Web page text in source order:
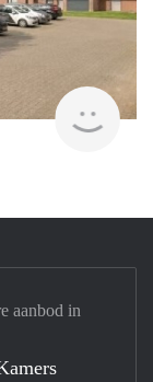
aanbod in